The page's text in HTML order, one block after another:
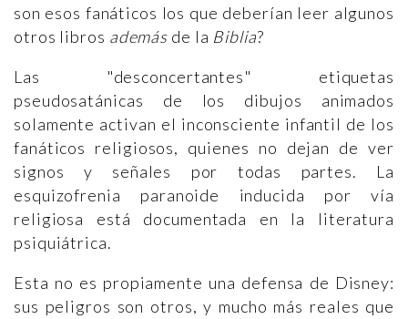
son esos fanáticos los que deberían leer algunos
otros libros además de la Biblia?
Las "desconcertantes" etiquetas
pseudosatánicas de los dibujos animados
solamente activan el inconsciente infantil de los
fanáticos religiosos, quienes no dejan de ver
signos y señales por todas partes. La
esquizofrenia paranoide inducida por vía
religiosa está documentada en la literatura
psiquiátrica.
Esta no es propiamente una defensa de Disney:
sus peligros son otros, y mucho más reales que